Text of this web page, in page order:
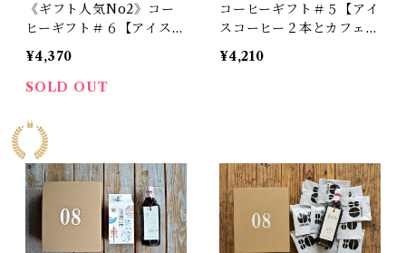
《ギフト人気No2》コー
ヒーギフト＃６【アイスコ
ーヒー、コーヒーバッグ、
カフェオレベースのセッ
ト】
¥4,370
SOLD OUT
コーヒーギフト＃５【アイ
スコーヒー２本とカフェオ
レベースのセット】
¥4,210